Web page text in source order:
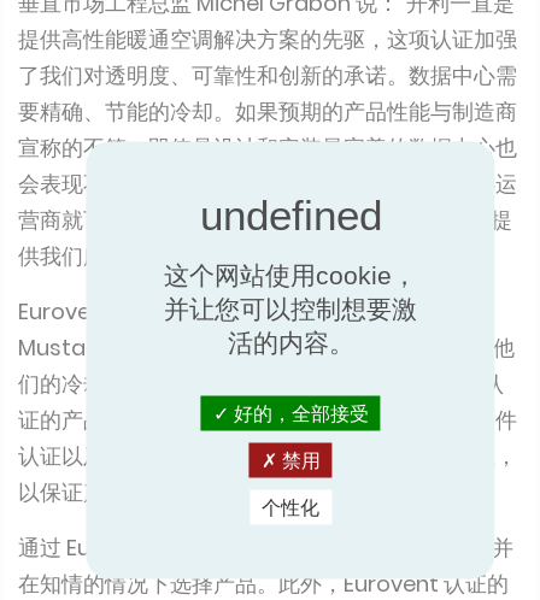
提供高性能暖通空调解决方案的先驱，这项认证加强
了我们对透明度、可靠性和创新的承诺。数据中心需
要精确、节能的冷却。如果预期的产品性能与制造商
宣称的不符，即使是设计和安装最完善的数据中心也
会表现不佳。有了这项全球认可的认证，数据中心运
营商就可以完全相信，我们的 30XF 冷水机组能够提
供我们所宣称的冷却效果和能效。
Eurovent 认证公司热力学商业与工业部主管
Mustafa Dilsen 补充说："数据中心运营商需要对他
们的冷却基础设施充满信心。获得Eurovent性能认
证的产品要经过严格的实验室测试、工厂审核、软件
认证以及对所有提交数据（包括营销材料）的验证，
以保证产品性能。
通过 Eurovent 认证，可以对产品进行直接比较，并
在知情的情况下选择产品。此外，Eurovent 认证的
这个网站使用cookie，
并让您可以控制想要激
活的内容。
好的，全部接受
禁用
个性化